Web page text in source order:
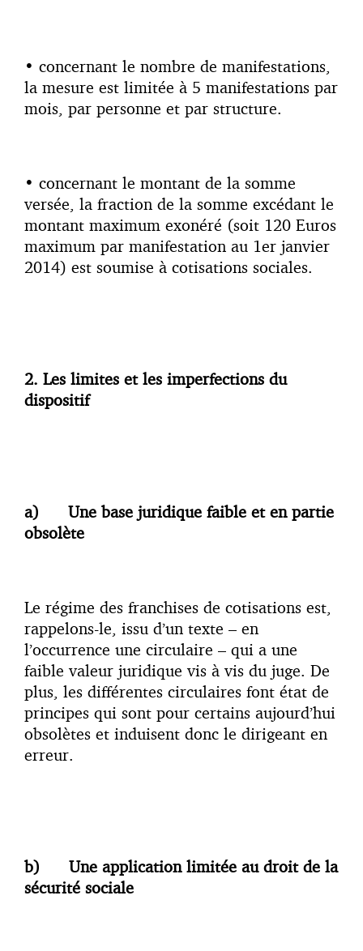
• concernant le nombre de manifestations,
la mesure est limitée à 5 manifestations par
mois, par personne et par structure.
• concernant le montant de la somme
versée, la fraction de la somme excédant le
montant maximum exonéré (soit 120 Euros
maximum par manifestation au 1er janvier
2014) est soumise à cotisations sociales.
2. Les limites et les imperfections du
dispositif
a) Une base juridique faible et en partie
obsolète
Le régime des franchises de cotisations est,
rappelons-le, issu d’un texte – en
l’occurrence une circulaire – qui a une
faible valeur juridique vis à vis du juge. De
plus, les différentes circulaires font état de
principes qui sont pour certains aujourd’hui
obsolètes et induisent donc le dirigeant en
erreur.
b)
Une application limitée au droit de la
sécurité sociale